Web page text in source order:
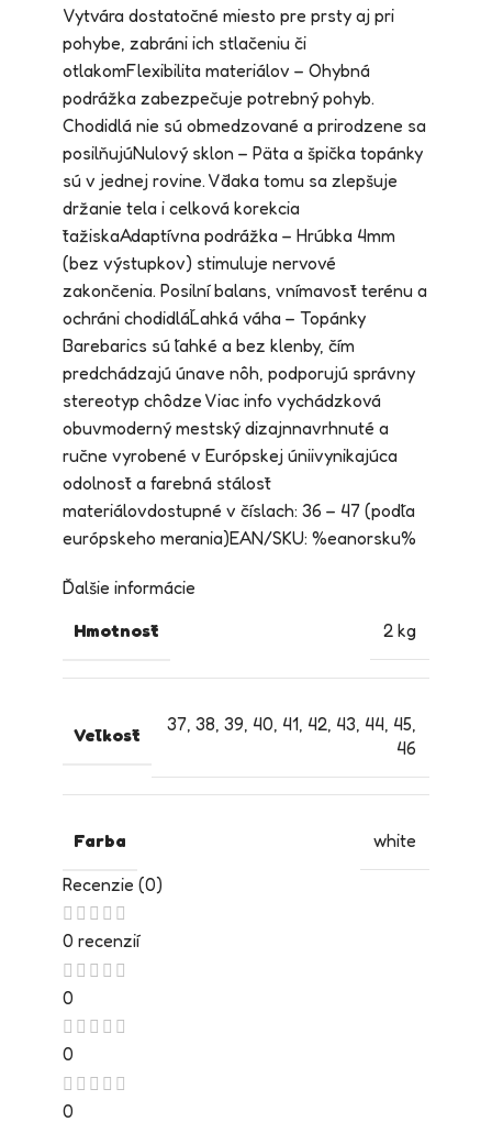
Vytvára dostatočné miesto pre prsty aj pri
pohybe, zabráni ich stlačeniu či
otlakomFlexibilita materiálov – Ohybná
podrážka zabezpečuje potrebný pohyb.
Chodidlá nie sú obmedzované a prirodzene sa
posilňujúNulový sklon – Päta a špička topánky
sú v jednej rovine. Vďaka tomu sa zlepšuje
držanie tela i celková korekcia
ťažiskaAdaptívna podrážka – Hrúbka 4mm
(bez výstupkov) stimuluje nervové
zakončenia. Posilní balans, vnímavosť terénu a
ochráni chodidláĽahká váha – Topánky
Barebarics sú ľahké a bez klenby, čím
predchádzajú únave nôh, podporujú správny
stereotyp chôdze Viac info vychádzková
obuvmoderný mestský dizajnnavrhnuté a
ručne vyrobené v Európskej úniivynikajúca
odolnosť a farebná stálosť
materiálovdostupné v číslach: 36 – 47 (podľa
európskeho merania)EAN/SKU: %eanorsku%
Ďalšie informácie
Hmotnosť
2 kg
Veľkosť
37, 38 39 40 41, 42, 43 44, 45
46
Farba
white
Recenzie (0)
0 recenzií
0
0
0